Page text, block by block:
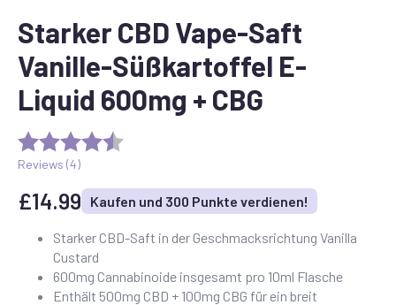
Starker CBD Vape-Saft
Vanille-Süßkartoffel E-
Liquid 600mg + CBG
Reviews (4)
£14.99 Kaufen und 300 Punkte verdienen!
Starker CBD-Saft in der Geschmacksrichtung Vanilla
Custard
600mg Cannabinoide insgesamt pro 10ml Flasche
Enthält 500mg CBD + 100mg CBG für ein breit